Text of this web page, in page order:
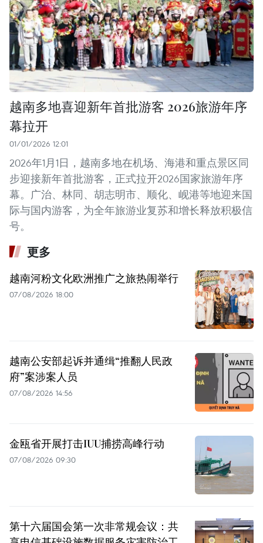
越南多地喜迎新年首批游客 2026旅游年序
幕拉开
01/01/2026 12:01
2026年1月1日，越南多地在机场、海港和重点景区同
步迎接新年首批游客，正式拉开2026国家旅游年序
幕。广治、林同、胡志明市、顺化、岘港等地迎来国
际与国内游客，为全年旅游业复苏和增长释放积极信
号。
更多
越南河粉文化欧洲推广之旅热闹举行
07/08/2026 18:00
越南公安部起诉并通缉“推翻人民政
府”案涉案人员
07/08/2026 14:56
金瓯省开展打击IUU捕捞高峰行动
07/08/2026 09:30
第十六届国会第一次非常规会议：共